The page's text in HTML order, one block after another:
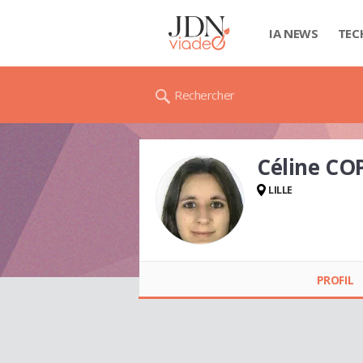
IA NEWS
Rechercher
Céline
LILLE
PROFIL